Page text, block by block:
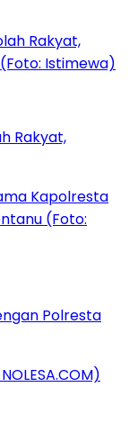
Rakyat,
Polresta